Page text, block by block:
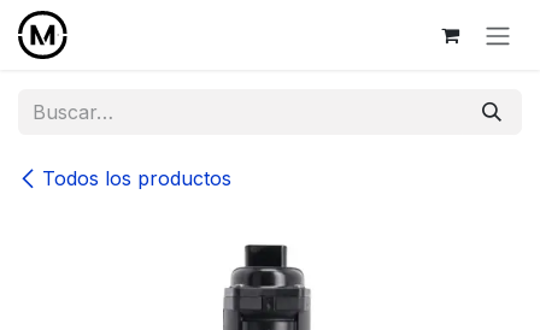
Ir al contenido
Todos los productos